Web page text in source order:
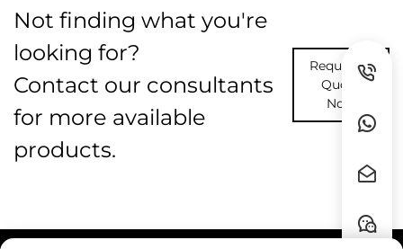
Not finding what you're
looking for?
Contact our consultants
for more available
products.
Request A
Quote
Now